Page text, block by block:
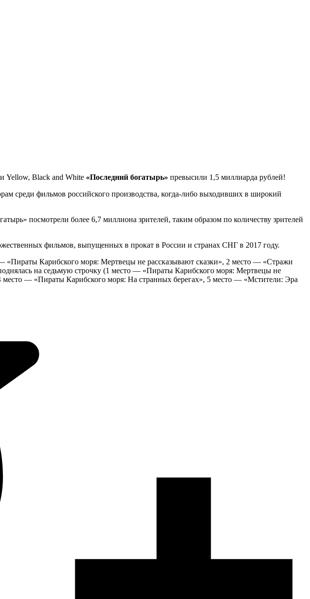
Yellow, Black and White «Последний богатырь» превысили 1,5 миллиарда рублей!
среди фильмов российского производства, когда-либо выходивших в широкий
посмотрели более 6,7 миллиона зрителей, таким образом по количеству зрителей
фильмов, выпущенных в прокат в России и странах СНГ в 2017 году.
«Пираты Карибского моря: Мертвецы не рассказывают сказки», 2 место — «Стражи
на седьмую строчку (1 место — «Пираты Карибского моря: Мертвецы не
— «Пираты Карибского моря: На странных берегах», 5 место — «Мстители: Эра